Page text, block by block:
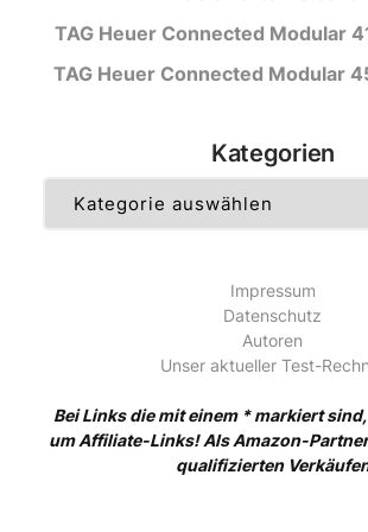
TAG Heuer Connected Modular
TAG Heuer Connected Modular
Kategorien
Impressum
Datenschutz
Autoren
Unser aktueller Test-
Bei Links die mit einem * markiert
um Affiliate-Links! Als Amazon-
qualifizierten